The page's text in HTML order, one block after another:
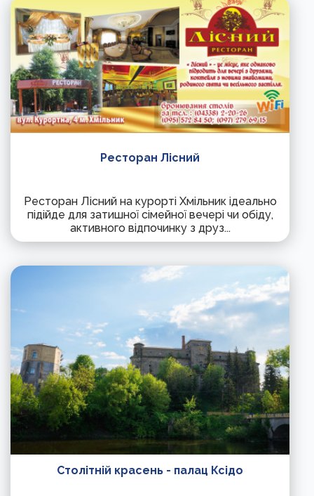
Ресторан Лісний
Ресторан Лісний на курорті Хмільник ідеально
підійде для затишної сімейної вечері чи обіду,
активного відпочинку з друз...
Столітній красень - палац Ксідо